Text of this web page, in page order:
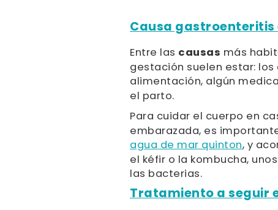
Causa gastroenteritis
Entre las causas más
gestación suelen estar:
alimentación, algún
el parto.
Para cuidar el cuerpo en
embarazada, es
agua de mar quinton, y
el kéfir o la kombucha,
las bacterias.
Tratamiento a seguir